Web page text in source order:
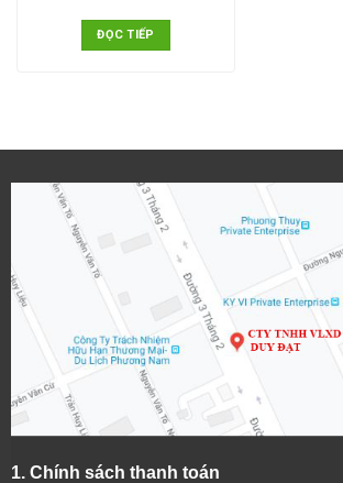
ĐỌC TIẾP
1. Chính sách thanh toán